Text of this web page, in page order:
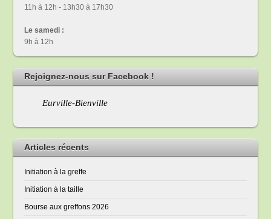
11h à 12h - 13h30 à 17h30
Le samedi :
9h à 12h
Rejoignez-nous sur Facebook !
Eurville-Bienville
Articles récents
Initiation à la greffe
Initiation à la taille
Bourse aux greffons 2026